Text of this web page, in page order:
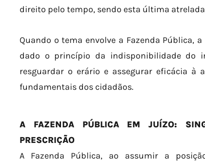
direito pelo tempo, sendo esta última
Quando o tema envolve a Fazenda Pública,
dado o princípio da indisponibilidade do
resguardar o erário e assegurar eficácia à
fundamentais dos cidadãos.
A FAZENDA PÚBLICA EM JUÍZO:
PRESCRIÇÃO
A Fazenda Pública, ao assumir a